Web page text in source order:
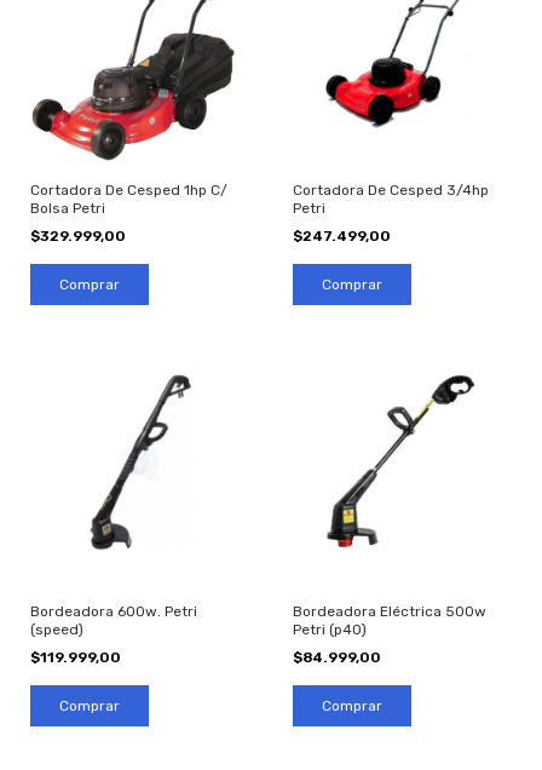
Cortadora De Cesped 1hp C/
Bolsa Petri
$329.999,00
Cortadora De Cesped 3/4hp
Petri
$247.499,00
Bordeadora 600w. Petri
(speed)
$119.999,00
Bordeadora Eléctrica 500w
Petri (p40)
$84.999,00